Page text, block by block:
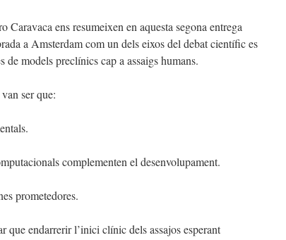
ens resumeixen en aquesta segona entrega
a Amsterdam com un dels eixos del debat científic es
models preclínics cap a assaigs humans.
ser que:
complementen el desenvolupament.
prometedores.
que endarrerir l’inici clínic dels assajos esperant